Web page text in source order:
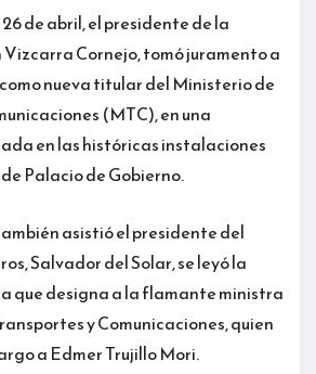
de abril, el presidente de la
Cornejo, tomó juramento a
nueva titular del Ministerio de
(MTC), en una
en las históricas instalaciones
Palacio de Gobierno.
asistió el presidente del
Salvador del Solar, se leyó la
que designa a la flamante ministra
y Comunicaciones, quien
a Edmer Trujillo Mori.